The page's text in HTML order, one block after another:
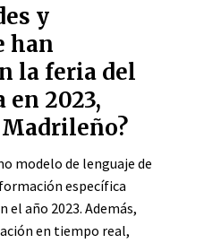
y
han
la feria del
en 2023,
modelo de lenguaje de
específica
año 2023. Además,
en tiempo real,